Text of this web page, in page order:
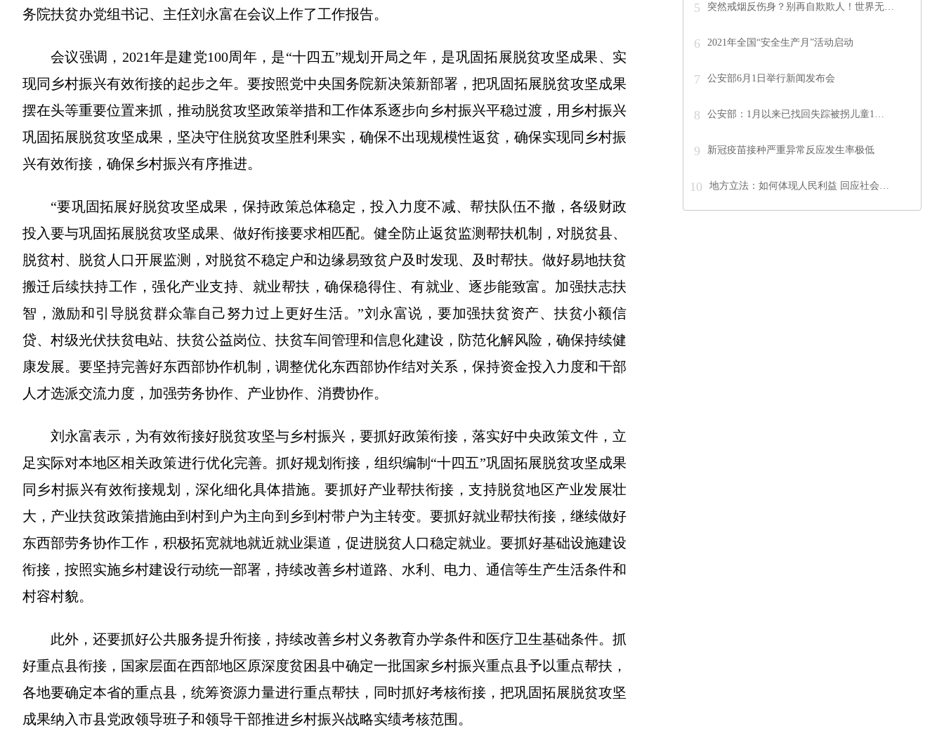
务院扶贫办党组书记、主任刘永富在会议上作了工作报告。
会议强调，2021年是建党100周年，是“十四五”规划开局之年，是巩固拓展脱贫攻坚成果、实
现同乡村振兴有效衔接的起步之年。要按照党中央国务院新决策新部署，把巩固拓展脱贫攻坚成果
摆在头等重要位置来抓，推动脱贫攻坚政策举措和工作体系逐步向乡村振兴平稳过渡，用乡村振兴
巩固拓展脱贫攻坚成果，坚决守住脱贫攻坚胜利果实，确保不出现规模性返贫，确保实现同乡村振
兴有效衔接，确保乡村振兴有序推进。
“要巩固拓展好脱贫攻坚成果，保持政策总体稳定，投入力度不减、帮扶队伍不撤，各级财政
投入要与巩固拓展脱贫攻坚成果、做好衔接要求相匹配。健全防止返贫监测帮扶机制，对脱贫县、
脱贫村、脱贫人口开展监测，对脱贫不稳定户和边缘易致贫户及时发现、及时帮扶。做好易地扶贫
搬迁后续扶持工作，强化产业支持、就业帮扶，确保稳得住、有就业、逐步能致富。加强扶志扶
智，激励和引导脱贫群众靠自己努力过上更好生活。”刘永富说，要加强扶贫资产、扶贫小额信
贷、村级光伏扶贫电站、扶贫公益岗位、扶贫车间管理和信息化建设，防范化解风险，确保持续健
康发展。要坚持完善好东西部协作机制，调整优化东西部协作结对关系，保持资金投入力度和干部
人才选派交流力度，加强劳务协作、产业协作、消费协作。
刘永富表示，为有效衔接好脱贫攻坚与乡村振兴，要抓好政策衔接，落实好中央政策文件，立
足实际对本地区相关政策进行优化完善。抓好规划衔接，组织编制“十四五”巩固拓展脱贫攻坚成果
同乡村振兴有效衔接规划，深化细化具体措施。要抓好产业帮扶衔接，支持脱贫地区产业发展壮
大，产业扶贫政策措施由到村到户为主向到乡到村带户为主转变。要抓好就业帮扶衔接，继续做好
东西部劳务协作工作，积极拓宽就地就近就业渠道，促进脱贫人口稳定就业。要抓好基础设施建设
衔接，按照实施乡村建设行动统一部署，持续改善乡村道路、水利、电力、通信等生产生活条件和
村容村貌。
此外，还要抓好公共服务提升衔接，持续改善乡村义务教育办学条件和医疗卫生基础条件。抓
好重点县衔接，国家层面在西部地区原深度贫困县中确定一批国家乡村振兴重点县予以重点帮扶，
各地要确定本省的重点县，统筹资源力量进行重点帮扶，同时抓好考核衔接，把巩固拓展脱贫攻坚
成果纳入市县党政领导班子和领导干部推进乡村振兴战略实绩考核范围。
5 突然戒烟反伤身？别再自欺欺人！世界无…
6 2021年全国“安全生产月”活动启动
7 公安部6月1日举行新闻发布会
8 公安部：1月以来已找回失踪被拐儿童1…
9 新冠疫苗接种严重异常反应发生率极低
10 地方立法：如何体现人民利益 回应社会…